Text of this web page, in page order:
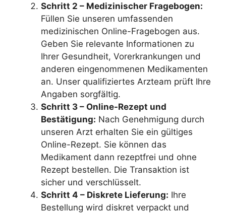
Schritt 2 – Medizinischer Fragebogen:
Füllen Sie unseren umfassenden
medizinischen Online-Fragebogen aus.
Geben Sie relevante Informationen zu
Ihrer Gesundheit, Vorerkrankungen und
anderen eingenommenen Medikamenten
an. Unser qualifiziertes Arzteam prüft Ihre
Angaben sorgfältig.
Schritt 3 – Online-Rezept und
Bestätigung: Nach Genehmigung durch
unseren Arzt erhalten Sie ein gültiges
Online-Rezept. Sie können das
Medikament dann rezeptfrei und ohne
Rezept bestellen. Die Transaktion ist
sicher und verschlüsselt.
Schritt 4 – Diskrete Lieferung: Ihre
Bestellung wird diskret verpackt und